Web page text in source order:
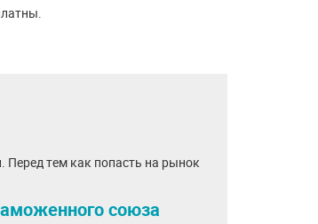
Перед тем как попасть на рынок
союза